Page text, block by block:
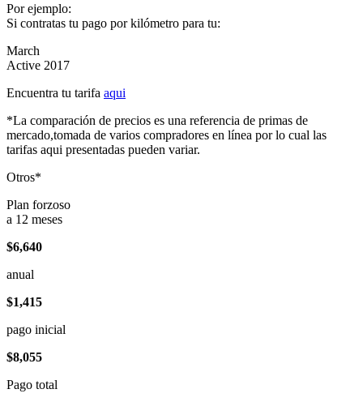
Por ejemplo:
Si contratas tu pago por kilómetro para tu:
March
Active 2017
Encuentra tu tarifa aqui
*La comparación de precios es una referencia de primas de
mercado,tomada de varios compradores en línea por lo cual las
tarifas aqui presentadas pueden variar.
Otros*
Plan forzoso
a 12 meses
$6,640
anual
$1,415
pago inicial
$8,055
Pago total